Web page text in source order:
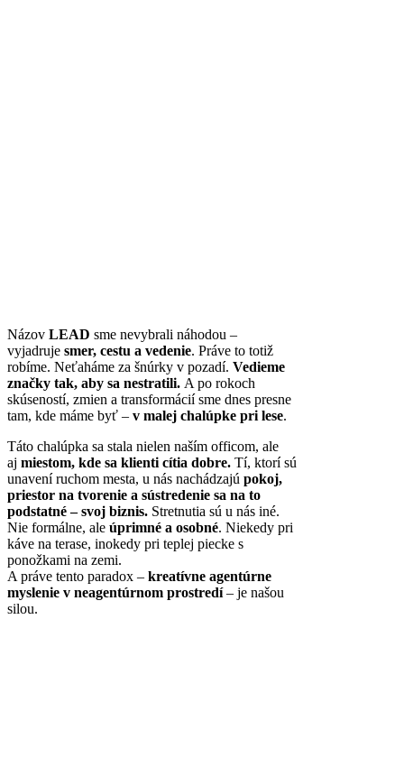
Názov LEAD sme nevybrali náhodou –
vyjadruje smer, cestu a vedenie. Práve to totiž
robíme. Neťaháme za šnúrky v pozadí. Vedieme
značky tak, aby sa nestratili. A po rokoch
skúseností, zmien a transformácií sme dnes presne
tam, kde máme byť – v malej chalúpke pri lese.
Táto chalúpka sa stala nielen naším officom, ale
aj miestom, kde sa klienti cítia dobre. Tí, ktorí sú
unavení ruchom mesta, u nás nachádzajú pokoj,
priestor na tvorenie a sústredenie sa na to
podstatné – svoj biznis. Stretnutia sú u nás iné.
Nie formálne, ale úprimné a osobné. Niekedy pri
káve na terase, inokedy pri teplej piecke s
ponožkami na zemi.
A práve tento paradox – kreatívne agentúrne
myslenie v neagentúrnom prostredí– je našou
silou.